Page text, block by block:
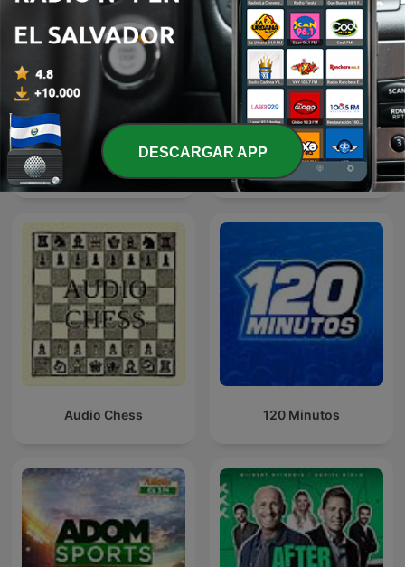
Peláez y de Francisco E o campeão é...
Audio Chess 120 Minutos
DESCARGAR APP